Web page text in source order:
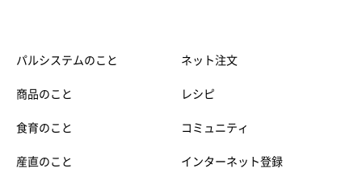
パルシステムのこと
商品のこと
食育のこと
産直のこと
ネット注文
レシピ
コミュニティ
インターネット登録